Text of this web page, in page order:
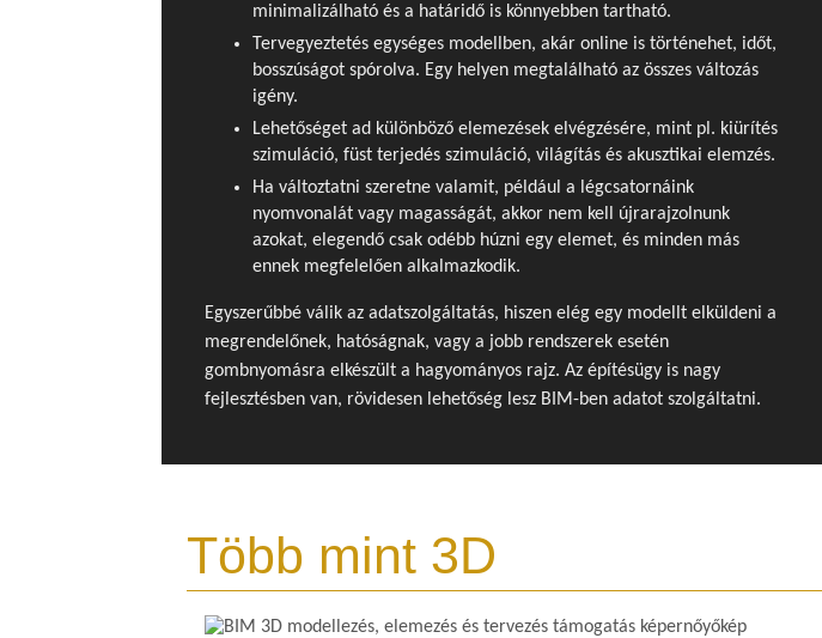
minimalizálható és a határidő is könnyebben tartható.
Tervegyeztetés egységes modellben, akár online is történehet, időt,
bosszúságot spórolva. Egy helyen megtalálható az összes változás
igény.
Lehetőséget ad különböző elemezések elvégzésére, mint pl. kiürítés
szimuláció, füst terjedés szimuláció, világítás és akusztikai elemzés.
Ha változtatni szeretne valamit, például a légcsatornáink
nyomvonalát vagy magasságát, akkor nem kell újrarajzolnunk
azokat, elegendő csak odébb húzni egy elemet, és minden más
ennek megfelelően alkalmazkodik.
Egyszerűbbé válik az adatszolgáltatás, hiszen elég egy modellt elküldeni a
megrendelőnek, hatóságnak, vagy a jobb rendszerek esetén
gombnyomásra elkészült a hagyományos rajz. Az építésügy is nagy
fejlesztésben van, rövidesen lehetőség lesz BIM-ben adatot szolgáltatni.
Több mint 3D